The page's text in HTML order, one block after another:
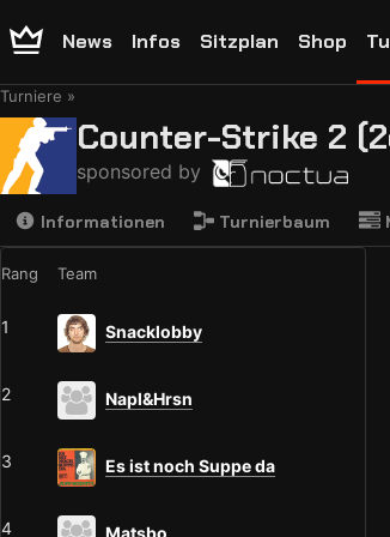
News Infos Sitzplan Shop
Turniere
Counter-Strike 2
sponsored by
Informationen Turnierbaum
Rang Team
1 Snacklobby
2 Napl&Hrsn
3 Es ist noch Suppe da
4